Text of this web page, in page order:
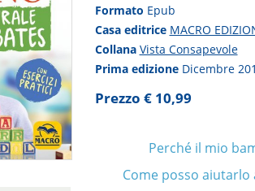
Formato Epub
Casa editrice MACRO
Collana Vista Consapevole
Prima edizione Dicembre
Prezzo € 10,99
Perché il mio
Come posso